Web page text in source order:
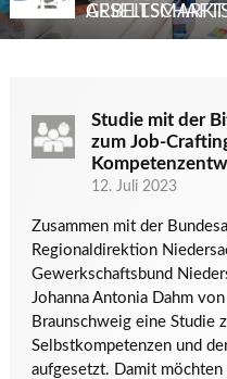
Studie mit der
zum Job-
12. Juli 2023
Zusammen mit der
Regionaldirektion
Gewerkschaftsbund
Johanna Antonia Dahm
Braunschweig eine Studie
Selbstkompetenzen und
aufgesetzt. Damit